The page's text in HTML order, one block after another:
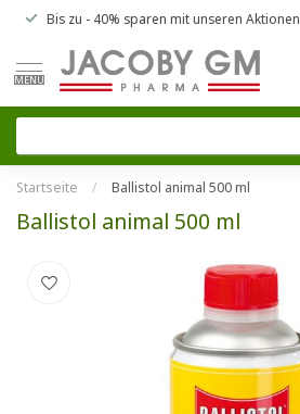
Bis zu - 40% sparen mit unseren Aktionen
MENU
Startseite / Ballistol animal 500 ml
Ballistol animal 500 ml